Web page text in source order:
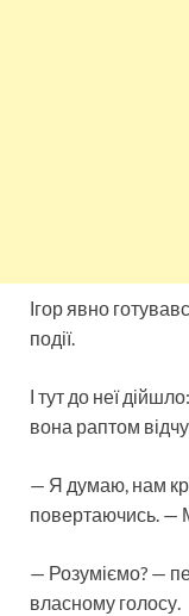
Ігор явно
події.
І тут до неї
вона раптом
— Я думаю, нам
повертаючись. —
— Розуміємо? —
власному голосу.